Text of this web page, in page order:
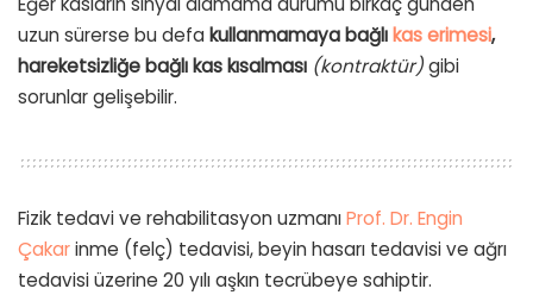
uzun sürerse bu defa kullanmamaya bağlıkas erimesi,
hareketsizliğe bağlı kas kısalması (kontraktür)gibi
sorunlar gelişebilir.
Fizik tedavi ve rehabilitasyon uzmanıProf. Dr. Engin
Çakarinme (felç) tedavisi, beyin hasarı tedavisi ve ağrı
tedavisi üzerine 20 yılı aşkın tecrübeye sahiptir.